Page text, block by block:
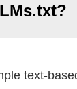
text-